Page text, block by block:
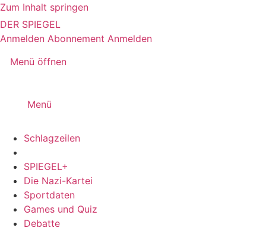
Zum Inhalt springen
DER SPIEGEL
Anmelden Abonnement Anmelden
Menü öffnen
Menü
Schlagzeilen
SPIEGEL+
Die Nazi-Kartei
Sportdaten
Games und Quiz
Debatte